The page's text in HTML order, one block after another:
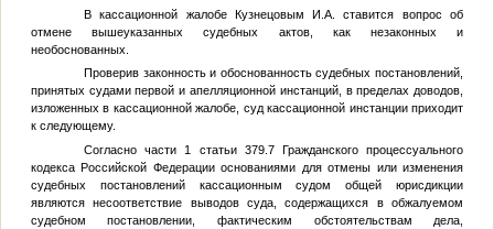
В кассационной жалобе Кузнецовым И.А.
ставится вопрос об
отмене вышеуказанных судебных актов, как незаконных и
необоснованных.
Проверив законность и обоснованность судебных постановлений,
принятых судами первой и апелляционной инстанций, в пределах доводов,
изложенных в кассационной жалобе, суд кассационной инстанции приходит
к следующему.
Согласно части 1 статьи 379.7 Гражданского процессуального
кодекса Российской Федерации основаниями для отмены или изменения
судебных постановлений кассационным судом общей юрисдикции
являются несоответствие выводов суда, содержащихся в обжалуемом
судебном постановлении, фактическим обстоятельствам дела,